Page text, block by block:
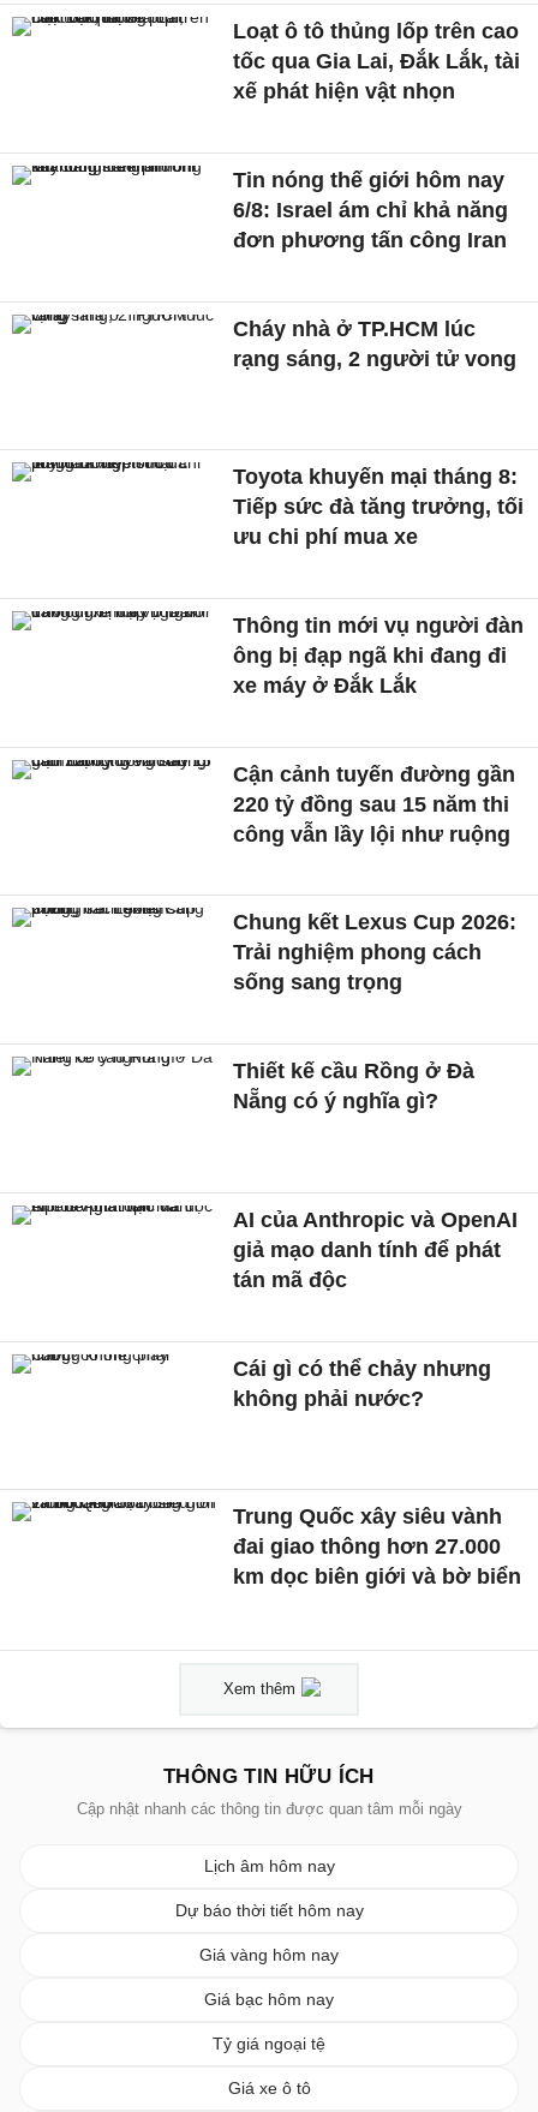
Loạt ô tô thủng lốp trên cao
tốc qua Gia Lai, Đắk Lắk, tài
xế phát hiện vật nhọn
Tin nóng thế giới hôm nay
6/8: Israel ám chỉ khả năng
đơn phương tấn công Iran
Cháy nhà ở TP.HCM lúc
rạng sáng, 2 người tử vong
Toyota khuyến mại tháng 8:
Tiếp sức đà tăng trưởng, tối
ưu chi phí mua xe
Thông tin mới vụ người đàn
ông bị đạp ngã khi đang đi
xe máy ở Đắk Lắk
Cận cảnh tuyến đường gần
220 tỷ đồng sau 15 năm thi
công vẫn lầy lội như ruộng
Chung kết Lexus Cup 2026:
Trải nghiệm phong cách
sống sang trọng
Thiết kế cầu Rồng ở Đà
Nẵng có ý nghĩa gì?
AI của Anthropic và OpenAI
giả mạo danh tính để phát
tán mã độc
Cái gì có thể chảy nhưng
không phải nước?
Trung Quốc xây siêu vành
đai giao thông hơn 27.000
km dọc biên giới và bờ biển
Xem thêm
THÔNG TIN HỮU ÍCH
Cập nhật nhanh các thông tin được quan tâm mỗi ngày
Lịch âm hôm nay
Dự báo thời tiết hôm nay
Giá vàng hôm nay
Giá bạc hôm nay
Tỷ giá ngoại tệ
Giá xe ô tô